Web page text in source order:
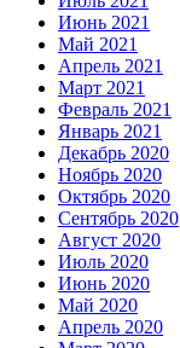
Июнь 2021
Май 2021
Апрель 2021
Март 2021
Февраль 2021
Январь 2021
Декабрь 2020
Ноябрь 2020
Октябрь 2020
Сентябрь 2020
Август 2020
Июль 2020
Июнь 2020
Май 2020
Апрель 2020